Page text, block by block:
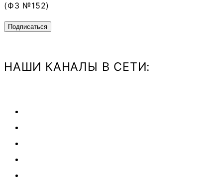
(ФЗ №152)
НАШИ КАНАЛЫ В СЕТИ: